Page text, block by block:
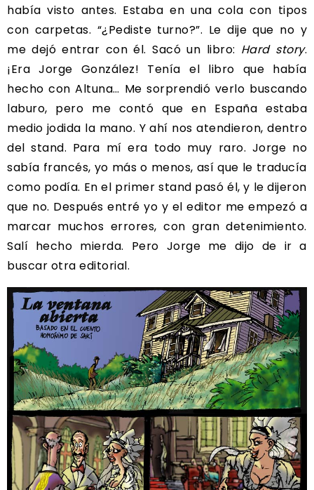
había visto antes. Estaba en una cola con tipos
con carpetas. “¿Pediste turno?”. Le dije que no y
me dejó entrar con él. Sacó un libro: Hard story.
¡Era Jorge González! Tenía el libro que había
hecho con Altuna… Me sorprendió verlo buscando
laburo, pero me contó que en España estaba
medio jodida la mano. Y ahí nos atendieron, dentro
del stand. Para mí era todo muy raro. Jorge no
sabía francés, yo más o menos, así que le traducía
como podía. En el primer stand pasó él, y le dijeron
que no. Después entré yo y el editor me empezó a
marcar muchos errores, con gran detenimiento.
Salí hecho mierda. Pero Jorge me dijo de ir a
buscar otra editorial.